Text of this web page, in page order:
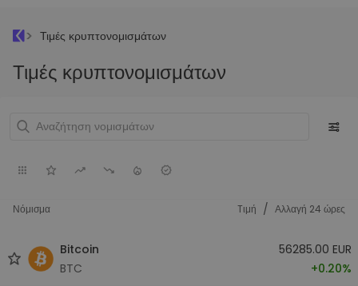
Τιμές κρυπτονομισμάτων
Τιμές κρυπτονομισμάτων
Νόμισμα Tιμή / Αλλαγή 24 ώρες
Bitcoin
BTC
56285.00 EUR
+0.20%